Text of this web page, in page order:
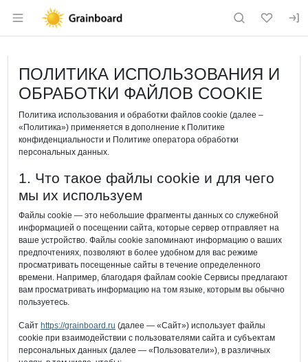
Раздел навигации по сайту
ПОЛИТИКА ИСПОЛЬЗОВАНИЯ И
ОБРАБОТКИ ФАЙЛОВ COOKIE
Политика использования и обработки файлов cookie (далее –
«Политика») применяется в дополнение к Политике
конфиденциальности и Политике оператора обработки
персональных данных.
1. Что такое файлы cookie и для чего
мы их используем
Файлы cookie — это небольшие фрагменты данных со служебной
информацией о посещении сайта, которые сервер отправляет на
ваше устройство. Файлы cookie запоминают информацию о ваших
предпочтениях, позволяют в более удобном для вас режиме
просматривать посещенные сайты в течение определенного
времени. Например, благодаря файлам cookie Сервисы предлагают
вам просматривать информацию на том языке, которым вы обычно
пользуетесь.
Сайт https://grainboard.ru (далее — «Сайт») использует файлы
cookie при взаимодействии с пользователями сайта и субъектам
персональных данных (далее — «Пользователи»), в различных